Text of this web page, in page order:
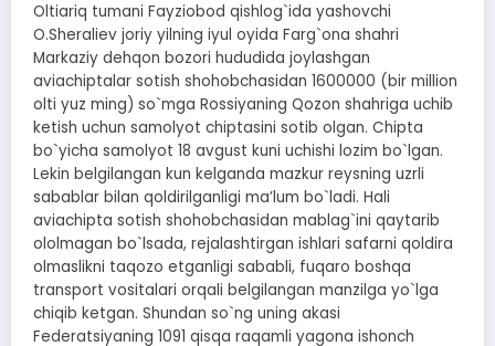
Oltiariq tumani Fayziobod qishlog`ida yashovchi
O.Sheraliev joriy yilning iyul oyida Farg`ona shahri
Markaziy dehqon bozori hududida joylashgan
aviachiptalar sotish shohobchasidan 1600000 (bir million
olti yuz ming) so`mga Rossiyaning Qozon shahriga uchib
ketish uchun samolyot chiptasini sotib olgan. Chipta
bo`yicha samolyot 18 avgust kuni uchishi lozim bo`lgan.
Lekin belgilangan kun kelganda mazkur reysning uzrli
sabablar bilan qoldirilganligi maʼlum bo`ladi. Hali
aviachipta sotish shohobchasidan mablag`ini qaytarib
ololmagan bo`lsada, rejalashtirgan ishlari safarni qoldira
olmaslikni taqozo etganligi sababli, fuqaro boshqa
transport vositalari orqali belgilangan manzilga yo`lga
chiqib ketgan. Shundan so`ng uning akasi
Federatsiyaning 1091 qisqa raqamli yagona ishonch